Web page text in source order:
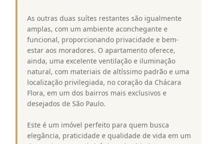
As outras duas suítes restantes são igualmente
amplas, com um ambiente aconchegante e
funcional, proporcionando privacidade e bem-
estar aos moradores. O apartamento oferece,
ainda, uma excelente ventilação e iluminação
natural, com materiais de altíssimo padrão e uma
localização privilegiada, no coração da Chácara
Flora, em um dos bairros mais exclusivos e
desejados de São Paulo.
Este é um imóvel perfeito para quem busca
elegância, praticidade e qualidade de vida em um